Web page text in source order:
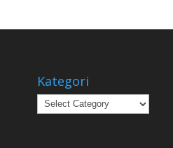
Kategori
Kategori